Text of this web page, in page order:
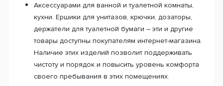
Аксессуарами для ванной и туалетной комнаты,
кухни. Ершики для унитазов, крючки, дозаторы,
держатели для туалетной бумаги – эти и другие
товары доступны покупателям интернет-магазина.
Наличие этих изделий позволит поддерживать
чистоту и порядок и повысить уровень комфорта
своего пребывания в этих помещениях.